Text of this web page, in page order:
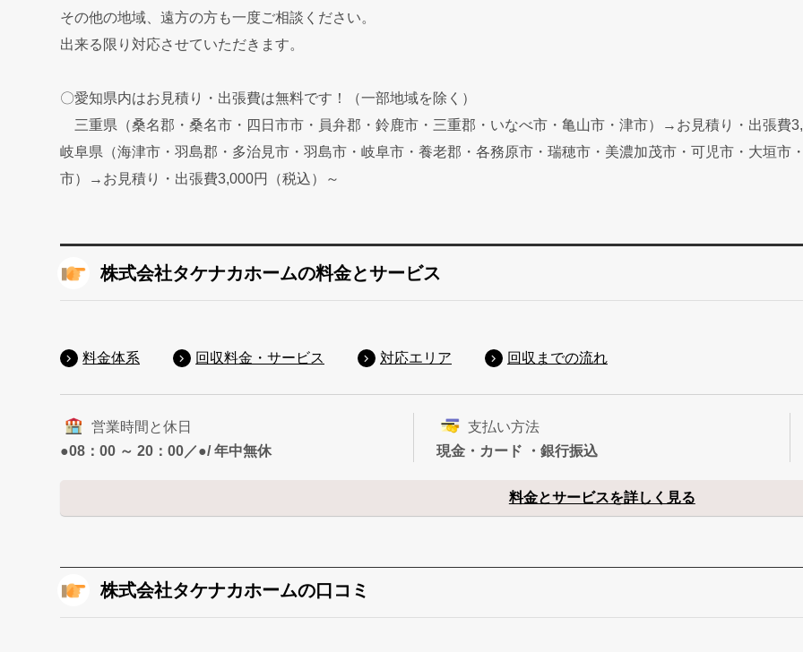
その他の地域、遠方の方も一度ご相談ください。
出来る限り対応させていただきます。
〇愛知県内はお見積り・出張費は無料です！（一部地域を除く）
三重県（桑名郡・桑名市・四日市市・員弁郡・鈴鹿市・三重郡・いなべ市・亀山市・津市）→お見積り・出張費
岐阜県（海津市・羽島郡・多治見市・羽島市・岐阜市・養老郡・各務原市・瑞穂市・美濃加茂市・可児市・大垣市
市）→お見積り・出張費3,000円（税込）～
株式会社タケナカホームの料金とサービス
料金体系 回収料金・サービス 対応エリア 回収までの流れ
営業時間と休日
●08：00 ～ 20：00／●/ 年中無休
支払い方法
現金・カード ・銀行振込
料金とサービスを詳しく見る
株式会社タケナカホームの口コミ